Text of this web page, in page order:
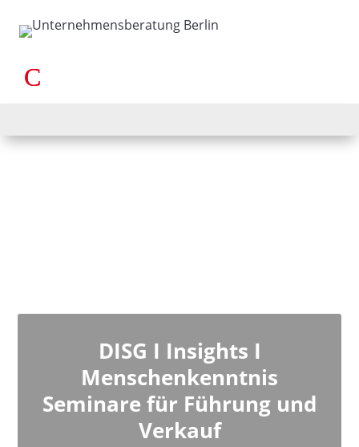
DISG I Insights I
Menschenkenntnis
Seminare für Führung und
Verkauf